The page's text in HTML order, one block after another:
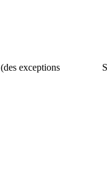
(des exceptions